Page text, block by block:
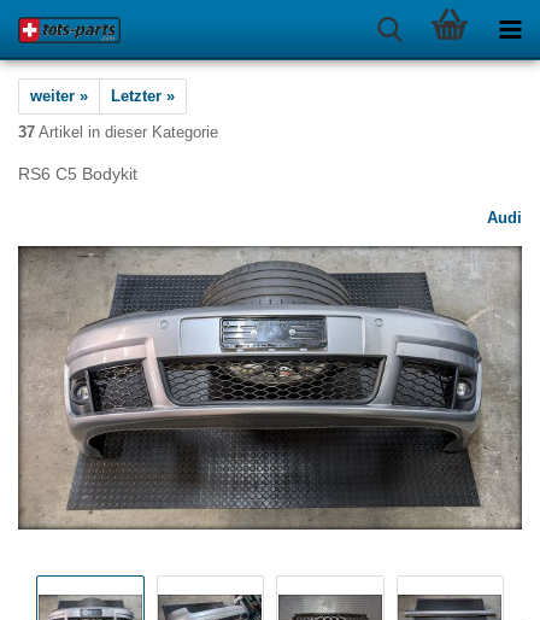
weiter »
Letzter »
37 Artikel in dieser Kategorie
RS6 C5 Bodykit
Audi